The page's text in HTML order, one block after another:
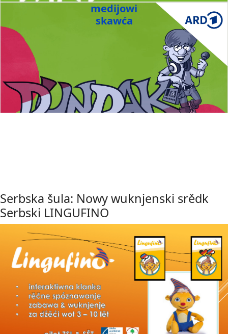
medijowi
skawća
Serbska šula: Nowy wuknjenski srědk
Serbski LINGUFINO